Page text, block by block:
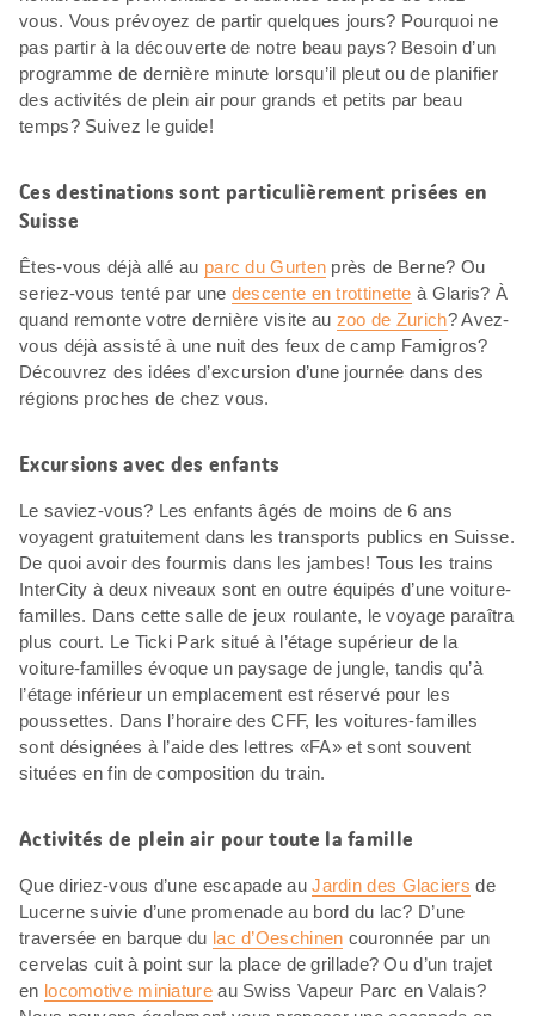
vous. Vous prévoyez de partir quelques jours? Pourquoi ne
pas partir à la découverte de notre beau pays? Besoin d’un
programme de dernière minute lorsqu’il pleut ou de planifier
des activités de plein air pour grands et petits par beau
temps? Suivez le guide!
Ces destinations sont particulièrement prisées en
Suisse
Êtes-vous déjà allé au parc du Gurten près de Berne? Ou
seriez-vous tenté par une descente en trottinette à Glaris? À
quand remonte votre dernière visite au zoo de Zurich? Avez-
vous déjà assisté à une nuit des feux de camp Famigros?
Découvrez des idées d’excursion d’une journée dans des
régions proches de chez vous.
Excursions avec des enfants
Le saviez-vous? Les enfants âgés de moins de 6 ans
voyagent gratuitement dans les transports publics en Suisse.
De quoi avoir des fourmis dans les jambes! Tous les trains
InterCity à deux niveaux sont en outre équipés d’une voiture-
familles. Dans cette salle de jeux roulante, le voyage paraîtra
plus court. Le Ticki Park situé à l’étage supérieur de la
voiture-familles évoque un paysage de jungle, tandis qu’à
l’étage inférieur un emplacement est réservé pour les
poussettes. Dans l’horaire des CFF, les voitures-familles
sont désignées à l’aide des lettres «FA» et sont souvent
situées en fin de composition du train.
Activités de plein air pour toute la famille
Que diriez-vous d’une escapade auJardin des Glaciers de
Lucerne suivie d’une promenade au bord du lac? D’une
traversée en barque du lac d’Oeschinen couronnée par un
cervelas cuit à point sur la place de grillade? Ou d’un trajet
en locomotive miniatureau Swiss Vapeur Parc en Valais?